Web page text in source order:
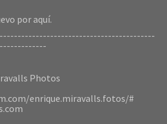
por aquí.
Photos
enrique.miravalls.fotos/#